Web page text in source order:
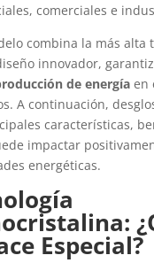
comerciales e
combina la más alta
innovador,
de energíaen
A continuación,
características,
impactar
energéticas.
Especial?